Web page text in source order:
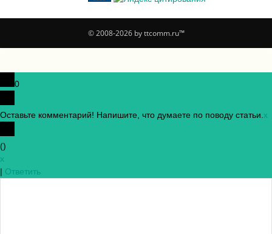
© 2008-2026 by ttcomm.ru™
0
Оставьте комментарий! Напишите, что думаете по поводу статьи. x
()
x
| Ответить